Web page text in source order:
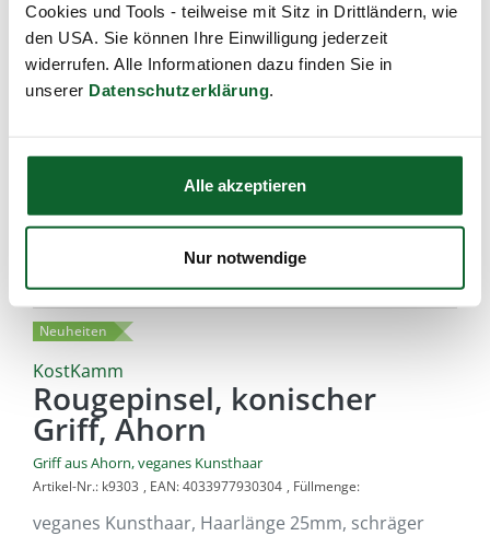
Cookies und Tools - teilweise mit Sitz in Drittländern, wie
den USA. Sie können Ihre Einwilligung jederzeit
widerrufen. Alle Informationen dazu finden Sie in
unserer Datenschutzerklärung.
Alle akzeptieren
Nur notwendige
Neuheiten
KostKamm
Rougepinsel, konischer
Griff, Ahorn
Griff aus Ahorn, veganes Kunsthaar
Artikel-Nr.: k9303 , EAN:4033977930304 , Füllmenge:
veganes Kunsthaar, Haarlänge 25mm, schräger